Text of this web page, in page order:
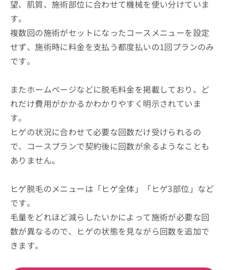
望、肌質、施術部位に合わせて機械を使い分けていま
す。
複数回の施術がセットになったコースメニューを設定
せず、施術時に料金を支払う都度払いの1回プランのみ
です。
またホームページなどに脱毛料金を掲載しており、ど
れだけ費用がかかるかわかりやすく明示されていま
す。
ヒゲの状況に合わせて必要な回数だけ受けられるの
で、コースプランで契約後に回数が余るようなことも
ありません。
ヒゲ脱毛のメニューは「ヒゲ全体」「ヒゲ3部位」など
です。
毛量をどれほど減らしたいかによって施術が必要な回
数が異なるので、ヒゲの状態を見ながら回数を追加で
きます。